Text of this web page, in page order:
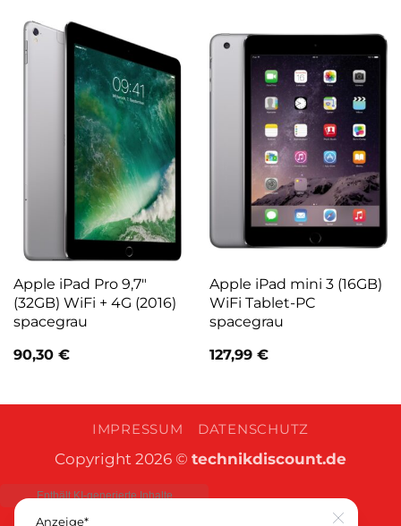
Apple iPad Pro 9,7″
(32GB) WiFi + 4G (2016)
spacegrau
90,30 €
Apple iPad mini 3 (16GB)
WiFi Tablet-PC
spacegrau
127,99 €
IMPRESSUM DATENSCHUTZ
Copyright 2026 © technikdiscount.de
Anzeige*